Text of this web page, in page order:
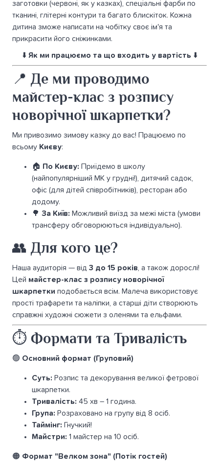
заготовки (червоні, як у казках), спеціальні фарби по
тканині, глітерні контури та багато блискіток. Кожна
дитина зможе написати на чобітку своє ім'я та
прикрасити його сніжинками.
⬇️ Як ми працюємо та що входить у вартість ⬇️
📍 Де ми проводимо
майстер-клас з розпису
новорічної шкарпетки?
Ми привозимо зимову казку до вас! Працюємо по
всьому Києву:
🏠 По Києву: Приїдемо в школу
(найпопулярніший МК у грудні!), дитячий садок,
офіс (для дітей співробітників), ресторан або
додому.
🌳 За Київ: Можливий виїзд за межі міста (умови
трансферу обговорюються індивідуально).
👥 Для кого це?
Наша аудиторія — від 3 до 15 років , а також дорослі!
Цей майстер-клас з розпису новорічної
шкарпетки подобається всім. Малеча використовує
прості трафарети та наліпки, а старші діти створюють
справжні художні сюжети з оленями та ельфами.
⏱️ Формати та Тривалість
🟢 Основний формат (Груповий)
Суть: Розпис та декорування великої фетрової
шкарпетки.
Тривалість: 45 хв – 1 година.
Група: Розраховано на групу від 8 осіб.
Таймінг: Гнучкий!
Майстри: 1 майстер на 10 осіб.
🟠 Формат "Велком зона" (Потік гостей)